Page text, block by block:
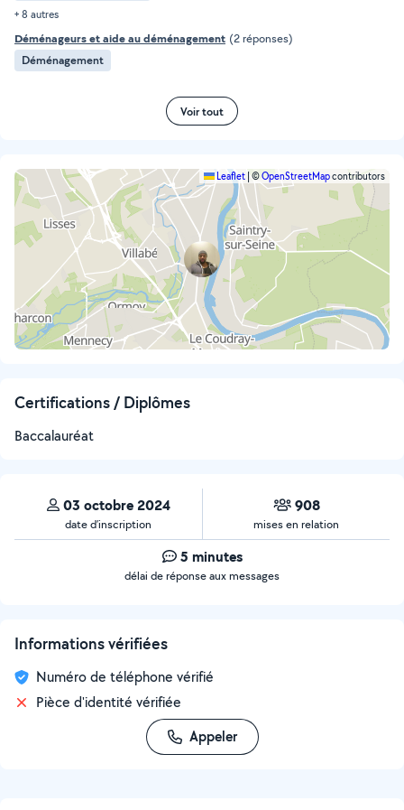
+ 8 autres
Déménageurs et aide au déménagement (2 réponses)
Déménagement
Voir tout
Leaflet |©OpenStreetMapcontributors
Certifications / Diplômes
Baccalauréat
03 octobre 2024
date d’inscription
908
mises en relation
5 minutes
délai de réponse aux messages
Informations vérifiées
Numéro de téléphone vérifié
Pièce d'identité vérifiée
Appeler